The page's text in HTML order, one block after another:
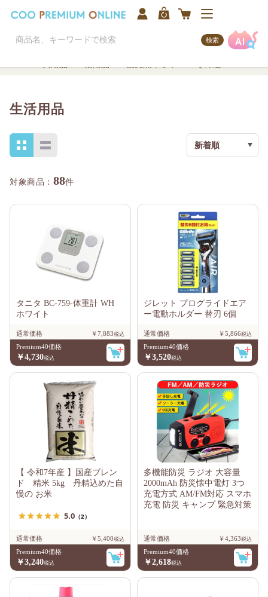
検索
生活用品
新着順
88件
タニタ BC-759-体重計 WH
ホワイト
通常価格
￥7,883
Premium40価格
￥4,730
ジレット プログライドエア
ー電動ホルダー 替刃 6個
通常価格
￥5,866
Premium40価格
￥3,520
【 令和7年産 】国産ブレン
ド 精米 5kg 丹精込めた自
慢の お米
5.0 （2）
通常価格
￥5,400
Premium40価格
￥3,240
多機能防災 ラジオ 大容量
2000mAh 防災懐中電灯 3つ
充電方式 AM/FM対応 スマホ
充電 防災 キャンプ 緊急対策
通常価格
￥4,363
Premium40価格
￥2,618